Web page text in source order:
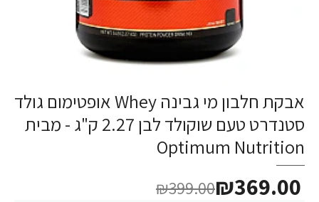
-8%
אבקת חלבון מי גבינה Whey אופטימום גולד
סטנדרט טעם שוקולד לבן 2.27 ק"ג - מבית
Optimum Nutrition
₪369.00
₪399.00